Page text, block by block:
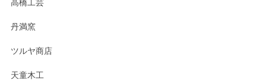
高橋工芸
丹満窯
ツルヤ商店
天童木工